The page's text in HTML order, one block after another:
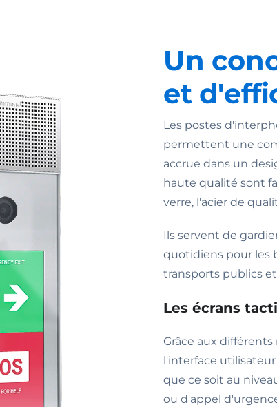
Un
et
Les postes
permettent une
accrue dans un
haute qualité sont
verre, l'acier de
Ils servent de
quotidiens pour les
transports publics
Les écrans
Grâce aux
l'interface
que ce soit au
ou d'appel